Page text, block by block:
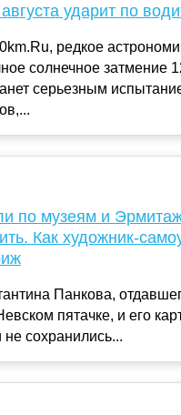
ударит по
редкое
солнечное затмение
серьезным
по музеям и
Как художник-
Панкова,
пятачке, и его
не сохранились...